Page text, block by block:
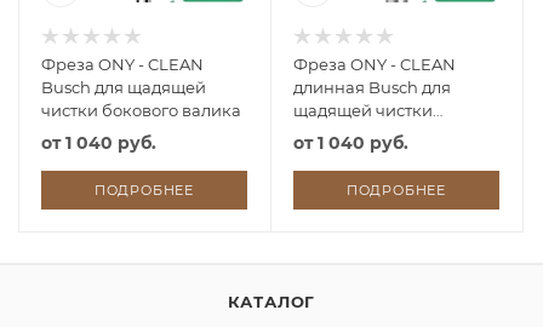
Фреза ONY - CLEAN
Busch для щадящей
чистки бокового валика
от1 040 руб.
ПОДРОБНЕЕ
Фреза ONY - CLEAN
длинная Busch для
щадящей чистки
бокового валика
от1 040 руб.
ПОДРОБНЕЕ
КАТАЛОГ